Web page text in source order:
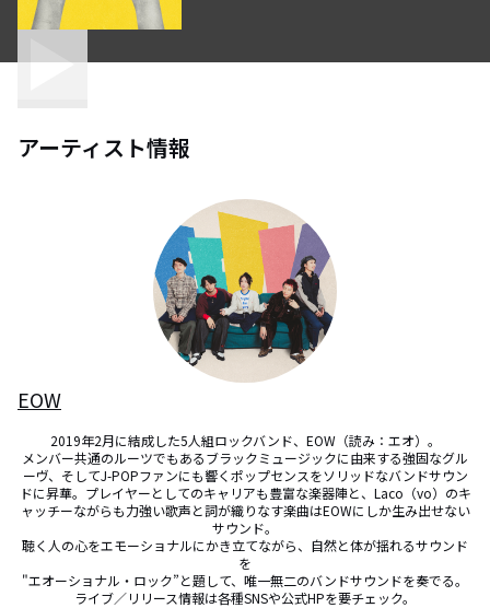
アーティスト情報
EOW
2019年2月に結成した5人組ロックバンド、EOW（読み：エオ）。
メンバー共通のルーツでもあるブラックミュージックに由来する強固なグル
ーヴ、そしてJ-POPファンにも響くポップセンスをソリッドなバンドサウン
ドに昇華。プレイヤーとしてのキャリアも豊富な楽器陣と、Laco（vo）のキ
ャッチーながらも力強い歌声と詞が織りなす楽曲はEOWにしか生み出せない
サウンド。
聴く人の心をエモーショナルにかき立てながら、自然と体が揺れるサウンド
を
"エオーショナル・ロック”と題して、唯一無二のバンドサウンドを奏でる。
ライブ／リリース情報は各種SNSや公式HPを要チェック。